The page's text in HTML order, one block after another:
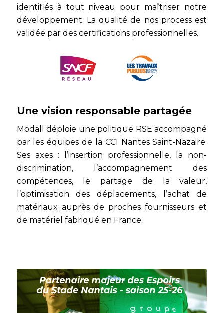
identifiés à tout niveau pour maîtriser notre
développement. La qualité de nos process est
validée par des certifications professionnelles.
Une vision responsable partagée
Modall déploie une politique RSE accompagné
par les équipes de la CCI Nantes Saint-Nazaire.
Ses axes : l’insertion professionnelle, la non-
discrimination, l’accompagnement des
compétences, le partage de la valeur,
l’optimisation des déplacements, l’achat de
matériaux auprès de proches fournisseurs et
de matériel fabriqué en France.